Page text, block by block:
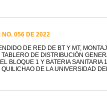
NO. 056 DE 2022
DE RED DE BT Y MT,
DE DISTRIBUCIÓN
BLOQUE 1 Y BATERIA SANITARIA
DE LA UNIVERSIDAD